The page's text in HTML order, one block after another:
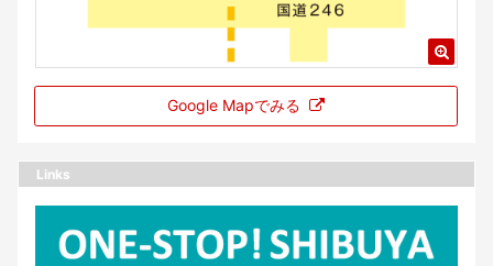
Google Mapでみる
Links